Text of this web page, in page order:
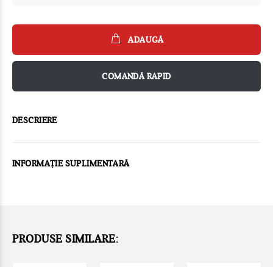
ADAUGĂ
COMANDĂ RAPID
DESCRIERE
INFORMAȚIE SUPLIMENTARĂ
PRODUSE SIMILARE: